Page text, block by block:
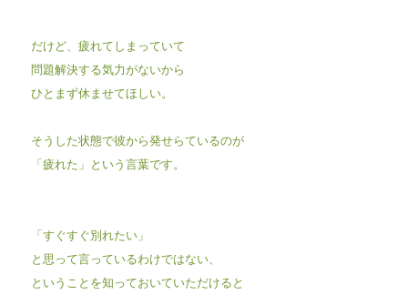
だけど、疲れてしまっていて
問題解決する気力がないから
ひとまず休ませてほしい。
そうした状態で彼から発せらているのが
「疲れた」という言葉です。
「すぐすぐ別れたい」
と思って言っているわけではない、
ということを知っておいていただけると